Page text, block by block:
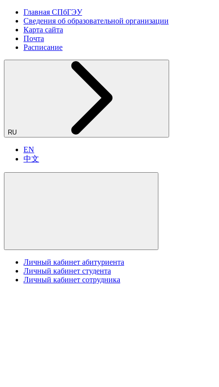
Главная СПбГЭУ
Сведения об образовательной организации
Карта сайта
Почта
Расписание
RU
EN
中文
Личный кабинет абитуриента
Личный кабинет студента
Личный кабинет сотрудника